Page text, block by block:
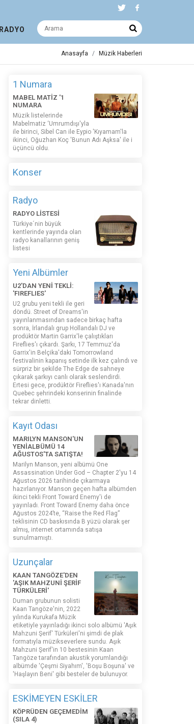
RADYO
Anasayfa Müzik Haberleri
1 Numara
MABEL MATİZ '1
NUMARA
Müzik listelerinde
Mabelmatiz ‘Umrumdışı'yla
ile birinci, Sibel Can ile Eypio 'Kıyamam'la
ikinci, Oğuzhan Koç 'Bunun Adı Aşksa' ile i
üçüncü oldu.
Konser
Radyo
RADYO LİSTESİ
Türkiye´nin büyük
kentlerinde yayında olan
radyo kanallarının geniş
listesi
Yeni Albümler
U2'DAN YENİ TEKLİ:
'FIREFLIES'
U2 grubu yeni tekli ile geri
döndü. Street of Dreams'in
yayınlanmasından sadece birkaç hafta
sonra, İrlandalı grup Hollandalı DJ ve
prodüktör Martin Garrix'le çalıştıkları
Fireflies'ı çıkardı. Şarkı, 17 Temmuz'da
Garrix'in Belçika'daki Tomorrowland
festivalinin kapanış setinde ilk kez çalındı ​​ve
sürpriz bir şekilde The Edge de sahneye
çıkarak şarkıyı canlı olarak seslendirdi.
Ertesi gece, prodüktör Fireflies'ı Kanada'nın
Quebec şehrindeki konserinin finalinde
tekrar dinletti.
Kayıt Odası
MARILYN MANSON'UN
YENİALBÜMÜ 14
AĞUSTOS'TA SATIŞTA!
Marilyn Manson, yeni albümü One
Assassination Under God – Chapter 2'yu 14
Ağustos 2026 tarihinde çıkarmaya
hazırlanıyor. Manson geçen hafta albümden
ikinci tekli Front Toward Enemy'i de
yayınladı. Front Toward Enemy daha önce
Ağustos 2024’te, “Raise the Red Flag”
teklisinin CD baskısında B yüzü olarak şer
almış, internet ortamında satışa
sunulmamıştı.
Uzunçalar
KAAN TANGÖZE'DEN
'AŞIK MAHZUNİ ŞERİF
TÜRKÜLERİ'
Duman grubunun solisti
Kaan Tangöze'nin, 2022
yılında Kurukafa Müzik
etiketiyle yayınladığı ikinci solo albümü 'Aşık
Mahzuni Şerif' Türküleri'ni şimdi de plak
formatıyla müzikseverlere sundu. Aşık
Mahzuni Şerif'in 10 bestesinin Kaan
Tangöze tarafından akustik yorumlandığı
albümde 'Çeşmi Siyahım', 'Boşu Boşuna' ve
'Haşlayın Beni' gibi besteler de bulunuyor.
ESKİMEYEN ESKİLER
KÖPRÜDEN GEÇEMEDİM
(SILA 4)